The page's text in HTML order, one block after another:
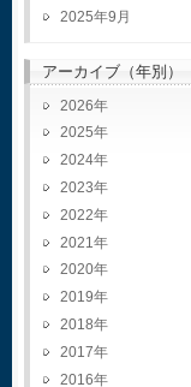
2025年9月
アーカイブ（年別）
2026
2025
2024
2023
2022
2021
2020
2019
2018
2017
2016